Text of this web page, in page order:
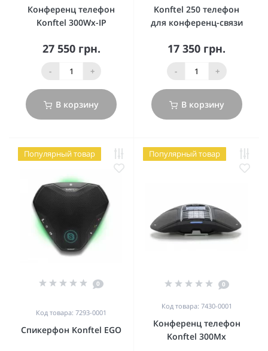
Конференц телефон
Konftel 300Wx-IP
27 550 грн.
- +
В корзину
Konftel 250 телефон
для конференц-связи
17 350 грн.
- +
В корзину
Популярный товар
0
Код товара: 7293-0001
Спикерфон Konftel EGO
Популярный товар
0
Код товара: 7430-0001
Конференц телефон
Konftel 300Mx